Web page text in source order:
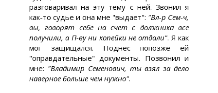
разговаривал на эту тему с ней. Звонил я
как-то судье и она мне "выдает": "Вл-р Сем-ч,
вы, говорят себе на счет с должника все
получили, а П-ву ни копейки не отдали". Я как
мог защищался. Поднес попозже ей
"оправдательные" документы. Позвонил и
мне: "Владимир Семенович, ты взял за дело
наверное больше чем нужно".